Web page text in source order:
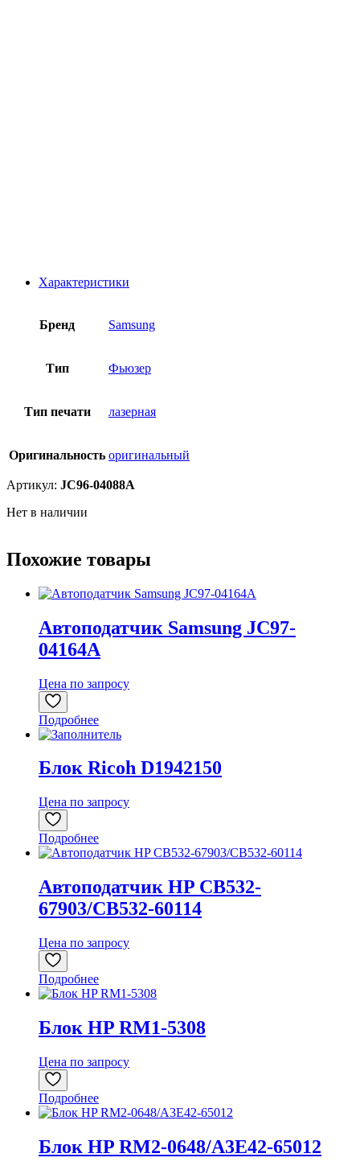
Характеристики
Бренд Samsung
Тип Фьюзер
Тип печати лазерная
Оригинальность оригинальный
Артикул: JC96-04088A
Нет в наличии
Похожие товары
Автоподатчик Samsung JC97-
04164A
Цена по запросу
Подробнее
Блок Ricoh D1942150
Цена по запросу
Подробнее
Автоподатчик HP CB532-
67903/CB532-60114
Цена по запросу
Подробнее
Блок HP RM1-5308
Цена по запросу
Подробнее
Блок HP RM2-0648/A3E42-65012